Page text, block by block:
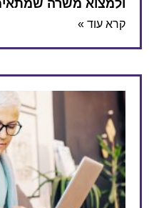
ולמצוא משרה
קרא עוד »